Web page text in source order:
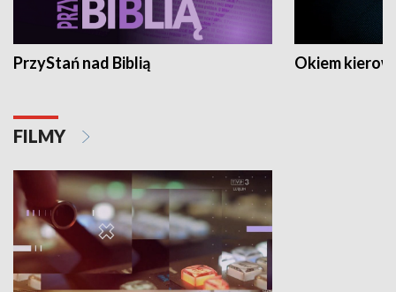
PrzyStań nad Biblią Okiem
FILMY